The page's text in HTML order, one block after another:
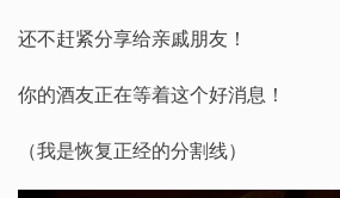
还不赶紧分享给亲戚朋友！
你的酒友正在等着这个好消息！
（我是恢复正经的分割线）